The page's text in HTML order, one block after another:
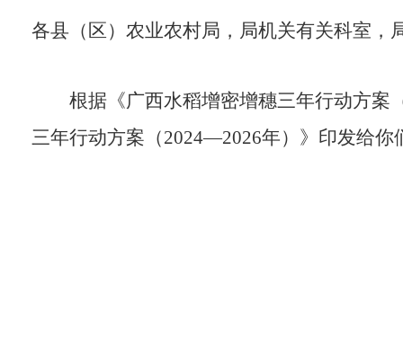
各县（区）农业农村局，局机关有关科室，
根据《广西水稻增密增穗三年行动方案
三年行动方案（2024—2026年）》印发给你